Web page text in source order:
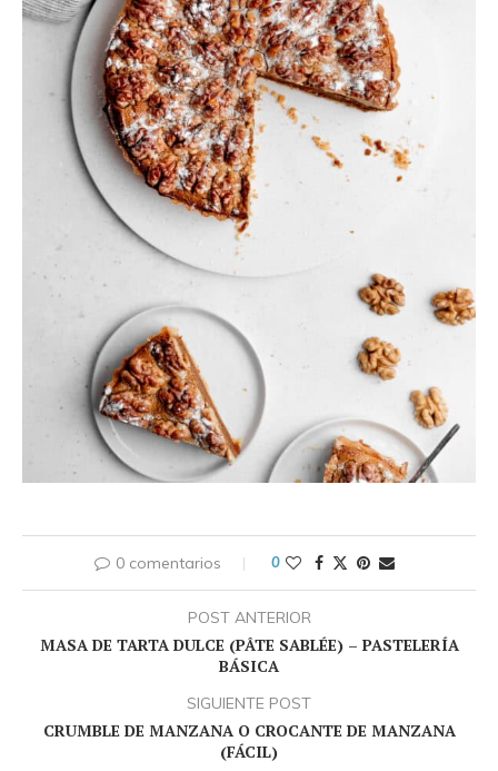
0 comentarios 0
POST ANTERIOR
MASA DE TARTA DULCE (PÂTE SABLÉE) – PASTELERÍA
BÁSICA
SIGUIENTE POST
CRUMBLE DE MANZANA O CROCANTE DE MANZANA
(FÁCIL)